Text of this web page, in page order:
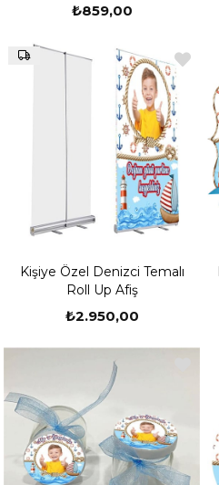
₺859,00
Kişiye Özel Denizci Temalı
Roll Up Afiş
₺2.950,00